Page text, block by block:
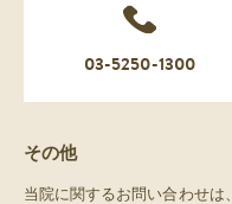
03-5250-1300
その他
当院に関するお問い合わせは、